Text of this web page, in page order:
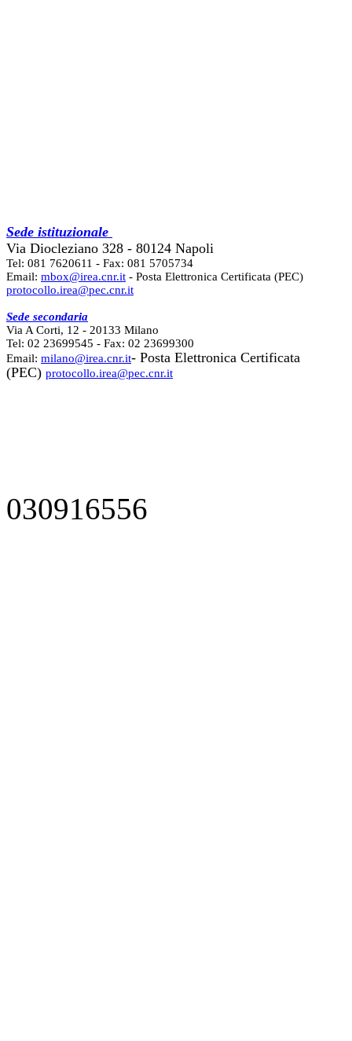
Sede istituzionale
Via Diocleziano 328 - 80124 Napoli
Tel: 081 7620611 - Fax: 081 5705734
Email: mbox@irea.cnr.it - Posta Elettronica Certificata (PEC)
protocollo.irea@pec.cnr.it
Sede secondaria
Via A Corti, 12 - 20133 Milano
Tel: 02 23699545 - Fax: 02 23699300
Email: milano@irea.cnr.it- Posta Elettronica Certificata
(PEC) protocollo.irea@pec.cnr.it
030916556